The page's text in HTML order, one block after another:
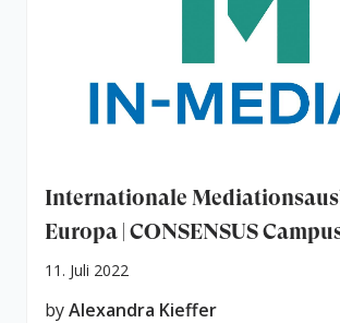
Internationale
Europa | CONSENSUS
11. Juli 2022
byAlexandra Kieffer